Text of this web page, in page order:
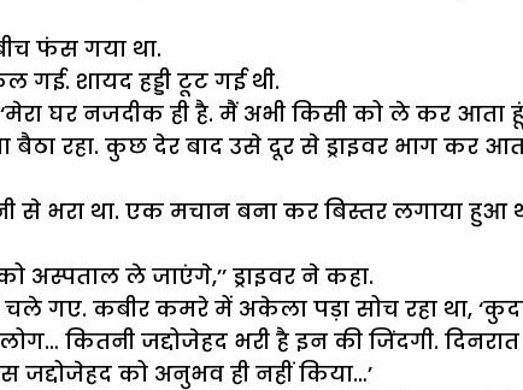
फंस गया था.
गई. शायद हड्डी टूट गई थी.
घर नजदीक ही है. मैं अभी किसी को ले कर आता
रहा. कुछ देर बाद उसे दूर से ड्राइवर भाग कर
भरा था. एक मचान बना कर बिस्तर लगाया हुआ
अस्पताल ले जाएंगे,’’ ड्राइवर ने कहा.
गए. कबीर कमरे में अकेला पड़ा सोच रहा था,
कितनी जद्दोजेहद भरी है इन की जिंदगी.
जद्दोजेहद को अनुभव ही नहीं किया…’